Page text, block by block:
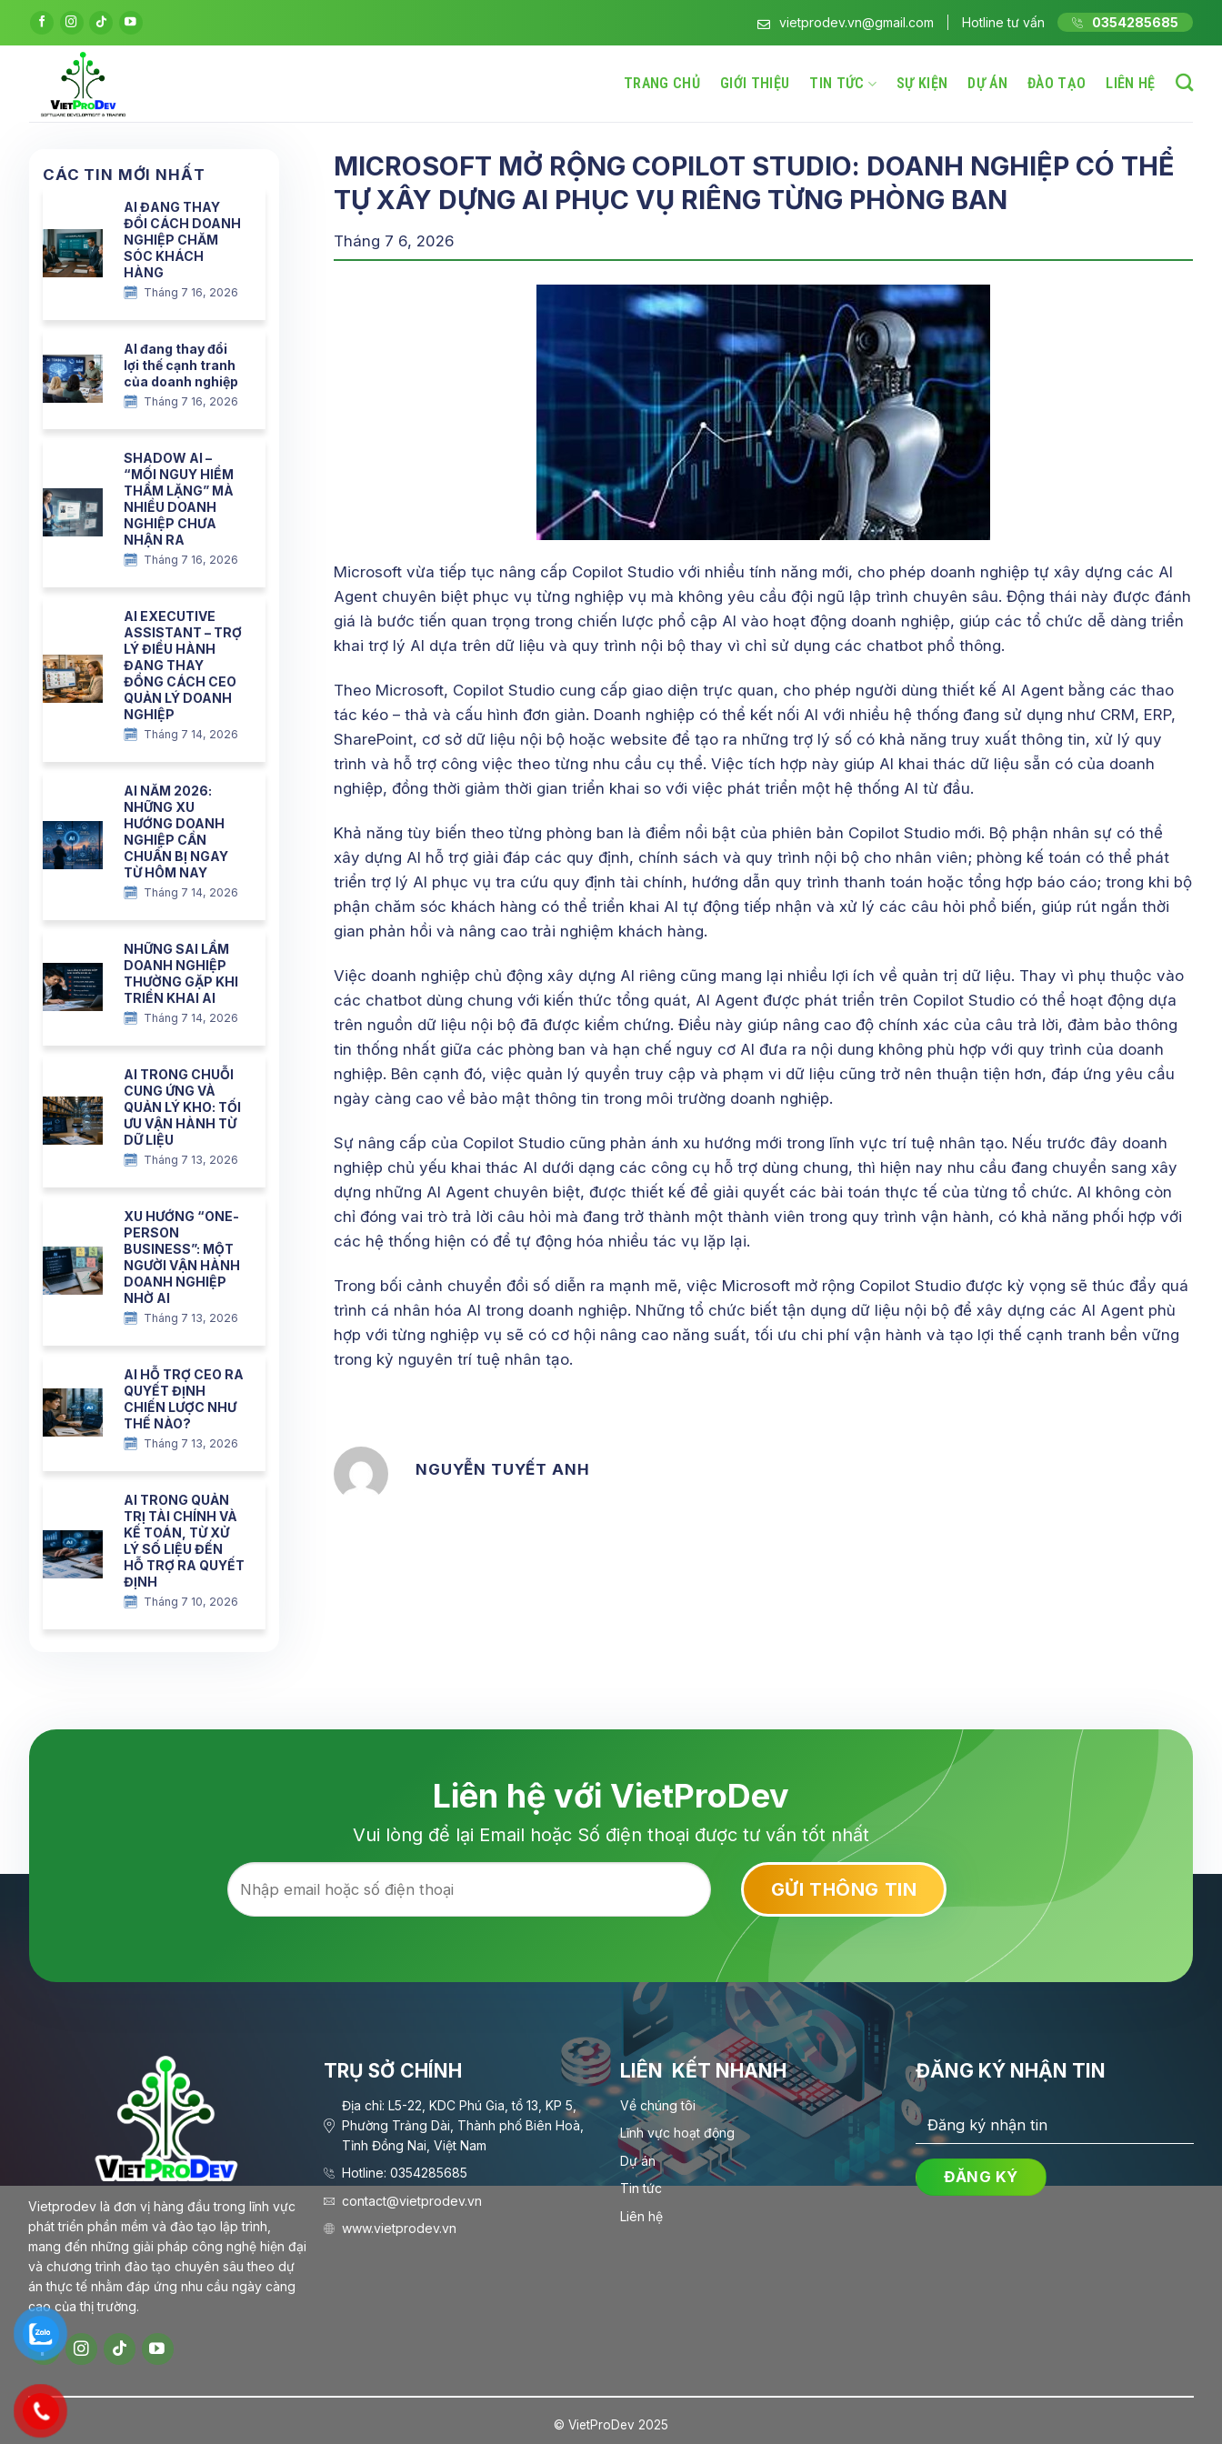
vietprodev.vn@gmail.com Hotline tư vấn 0354285685
TRANG CHỦ GIỚI THIỆU TIN TỨC SỰ KIỆN DỰ ÁN ĐÀO TẠO LIÊN HỆ
CÁC TIN MỚI NHẤT
AI ĐANG THAY
ĐỔI CÁCH DOANH
NGHIỆP CHĂM
SÓC KHÁCH
HÀNG
Tháng 7 16, 2026
AI đang thay đổi
lợi thế cạnh tranh
của doanh nghiệp
Tháng 7 16, 2026
SHADOW AI –
“MỐI NGUY HIỂM
THẦM LẶNG” MÀ
NHIỀU DOANH
NGHIỆP CHƯA
NHẬN RA
Tháng 7 16, 2026
AI EXECUTIVE
ASSISTANT – TRỢ
LÝ ĐIỀU HÀNH
ĐANG THAY
ĐỔNG CÁCH CEO
QUẢN LÝ DOANH
NGHIỆP
Tháng 7 14, 2026
AI NĂM 2026:
NHỮNG XU
HƯỚNG DOANH
NGHIỆP CẦN
CHUẨN BỊ NGAY
TỪ HÔM NAY
Tháng 7 14, 2026
NHỮNG SAI LẦM
DOANH NGHIỆP
THƯỜNG GẶP KHI
TRIỂN KHAI AI
Tháng 7 14, 2026
AI TRONG CHUỖI
CUNG ỨNG VÀ
QUẢN LÝ KHO: TỐI
ƯU VẬN HÀNH TỪ
DỮ LIỆU
Tháng 7 13, 2026
XU HƯỚNG “ONE-
PERSON
BUSINESS”: MỘT
NGƯỜI VẬN HÀNH
DOANH NGHIỆP
NHỜ AI
Tháng 7 13, 2026
AI HỖ TRỢ CEO RA
QUYẾT ĐỊNH
CHIẾN LƯỢC NHƯ
THẾ NÀO?
Tháng 7 13, 2026
AI TRONG QUẢN
TRỊ TÀI CHÍNH VÀ
KẾ TOÁN, TỪ XỬ
LÝ SỐ LIỆU ĐẾN
HỖ TRỢ RA QUYẾT
ĐỊNH
Tháng 7 10, 2026
MICROSOFT MỞ RỘNG COPILOT STUDIO: DOANH NGHIỆP CÓ THỂ
TỰ XÂY DỰNG AI PHỤC VỤ RIÊNG TỪNG PHÒNG BAN
Tháng 7 6, 2026
Microsoft vừa tiếp tục nâng cấp Copilot Studio với nhiều tính năng mới, cho phép doanh nghiệp tự xây dựng các AI
Agent chuyên biệt phục vụ từng nghiệp vụ mà không yêu cầu đội ngũ lập trình chuyên sâu. Động thái này được đánh
giá là bước tiến quan trọng trong chiến lược phổ cập AI vào hoạt động doanh nghiệp, giúp các tổ chức dễ dàng triển
khai trợ lý AI dựa trên dữ liệu và quy trình nội bộ thay vì chỉ sử dụng các chatbot phổ thông.
Theo Microsoft, Copilot Studio cung cấp giao diện trực quan, cho phép người dùng thiết kế AI Agent bằng các thao
tác kéo – thả và cấu hình đơn giản. Doanh nghiệp có thể kết nối AI với nhiều hệ thống đang sử dụng như CRM, ERP,
SharePoint, cơ sở dữ liệu nội bộ hoặc website để tạo ra những trợ lý số có khả năng truy xuất thông tin, xử lý quy
trình và hỗ trợ công việc theo từng nhu cầu cụ thể. Việc tích hợp này giúp AI khai thác dữ liệu sẵn có của doanh
nghiệp, đồng thời giảm thời gian triển khai so với việc phát triển một hệ thống AI từ đầu.
Khả năng tùy biến theo từng phòng ban là điểm nổi bật của phiên bản Copilot Studio mới. Bộ phận nhân sự có thể
xây dựng AI hỗ trợ giải đáp các quy định, chính sách và quy trình nội bộ cho nhân viên; phòng kế toán có thể phát
triển trợ lý AI phục vụ tra cứu quy định tài chính, hướng dẫn quy trình thanh toán hoặc tổng hợp báo cáo; trong khi bộ
phận chăm sóc khách hàng có thể triển khai AI tự động tiếp nhận và xử lý các câu hỏi phổ biến, giúp rút ngắn thời
gian phản hồi và nâng cao trải nghiệm khách hàng.
Việc doanh nghiệp chủ động xây dựng AI riêng cũng mang lại nhiều lợi ích về quản trị dữ liệu. Thay vì phụ thuộc vào
các chatbot dùng chung với kiến thức tổng quát, AI Agent được phát triển trên Copilot Studio có thể hoạt động dựa
trên nguồn dữ liệu nội bộ đã được kiểm chứng. Điều này giúp nâng cao độ chính xác của câu trả lời, đảm bảo thông
tin thống nhất giữa các phòng ban và hạn chế nguy cơ AI đưa ra nội dung không phù hợp với quy trình của doanh
nghiệp. Bên cạnh đó, việc quản lý quyền truy cập và phạm vi dữ liệu cũng trở nên thuận tiện hơn, đáp ứng yêu cầu
ngày càng cao về bảo mật thông tin trong môi trường doanh nghiệp.
Sự nâng cấp của Copilot Studio cũng phản ánh xu hướng mới trong lĩnh vực trí tuệ nhân tạo. Nếu trước đây doanh
nghiệp chủ yếu khai thác AI dưới dạng các công cụ hỗ trợ dùng chung, thì hiện nay nhu cầu đang chuyển sang xây
dựng những AI Agent chuyên biệt, được thiết kế để giải quyết các bài toán thực tế của từng tổ chức. AI không còn
chỉ đóng vai trò trả lời câu hỏi mà đang trở thành một thành viên trong quy trình vận hành, có khả năng phối hợp với
các hệ thống hiện có để tự động hóa nhiều tác vụ lặp lại.
Trong bối cảnh chuyển đổi số diễn ra mạnh mẽ, việc Microsoft mở rộng Copilot Studio được kỳ vọng sẽ thúc đẩy quá
trình cá nhân hóa AI trong doanh nghiệp. Những tổ chức biết tận dụng dữ liệu nội bộ để xây dựng các AI Agent phù
hợp với từng nghiệp vụ sẽ có cơ hội nâng cao năng suất, tối ưu chi phí vận hành và tạo lợi thế cạnh tranh bền vững
trong kỷ nguyên trí tuệ nhân tạo.
NGUYỄN TUYẾT ANH
Liên hệ với VietProDev
Vui lòng để lại Email hoặc Số điện thoại được tư vấn tốt nhất
Vietprodev là đơn vị hàng đầu trong lĩnh vực
phát triển phần mềm và đào tạo lập trình,
mang đến những giải pháp công nghệ hiện đại
và chương trình đào tạo chuyên sâu theo dự
án thực tế nhằm đáp ứng nhu cầu ngày càng
cao của thị trường.
TRỤ SỞ CHÍNH
Địa chỉ: L5-22, KDC Phú Gia, tổ 13, KP 5,
Phường Trảng Dài, Thành phố Biên Hoà,
Tỉnh Đồng Nai, Việt Nam
Hotline: 0354285685
contact@vietprodev.vn
www.vietprodev.vn
LIÊN KẾT NHANH
Về chúng tôi
Lĩnh vực hoạt động
Dự án
Tin tức
Liên hệ
ĐĂNG KÝ NHẬN TIN
© VietProDev 2025